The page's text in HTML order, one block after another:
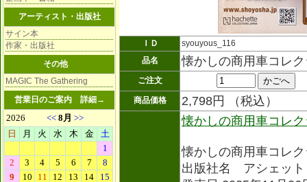
アーティスト・出版社
サイン本
作家・出版社
その他
MAGIC The Gathering
営業日のご案内 詳細→
ＩＤ
syouyous_116
品名
懐かしの商用車コレ
ご注文
商品価格 2,798円 （税込）
懐かしの商用車コレ
懐かしの商用車コレ
出版社名 アシェット